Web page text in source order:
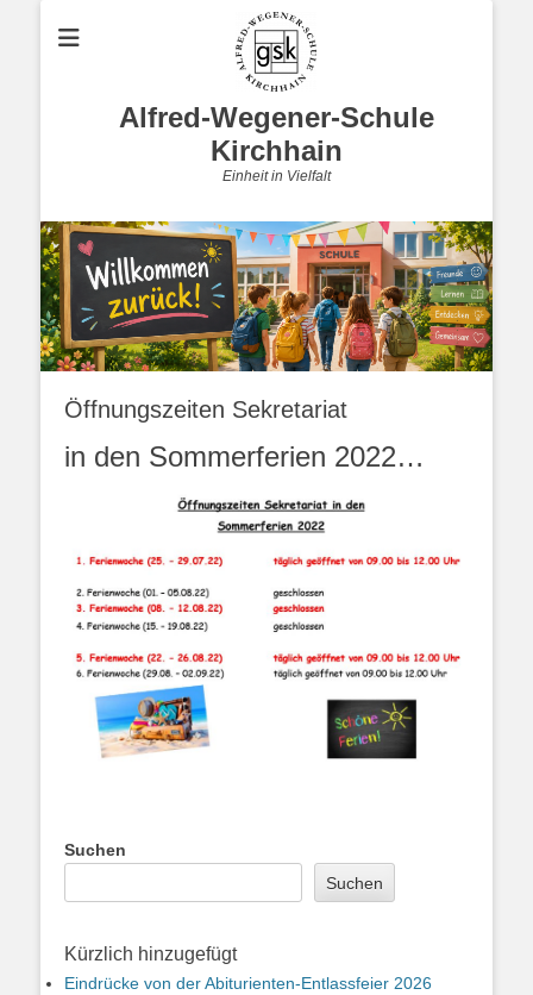
Alfred-Wegener-Schule
Kirchhain
Einheit in Vielfalt
Öffnungszeiten Sekretariat
in den Sommerferien 2022…
Suchen
Suchen
Kürzlich hinzugefügt
Eindrücke von der Abiturienten-Entlassfeier 2026